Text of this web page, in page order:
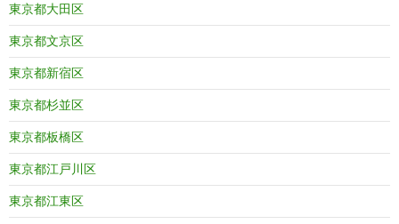
東京都大田区
東京都文京区
東京都新宿区
東京都杉並区
東京都板橋区
東京都江戸川区
東京都江東区